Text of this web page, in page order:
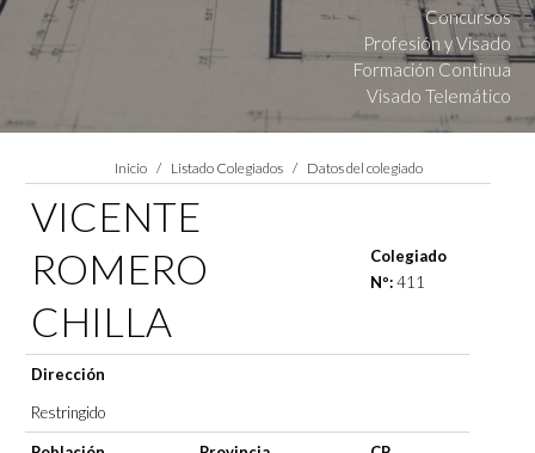
Concursos
Profesión y Visado
Formación Continua
Visado Telemático
Estás aquí:
Inicio Listado Colegiados Datos del colegiado
VICENTE
ROMERO
CHILLA
Colegiado
Nº:411
Dirección
Restringido